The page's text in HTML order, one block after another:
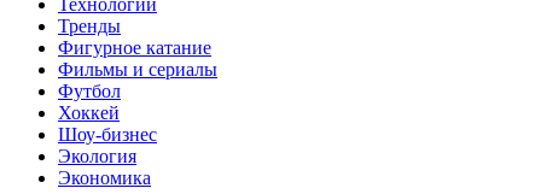
Тренды
Фигурное катание
Фильмы и сериалы
Футбол
Хоккей
Шоу-бизнес
Экология
Экономика